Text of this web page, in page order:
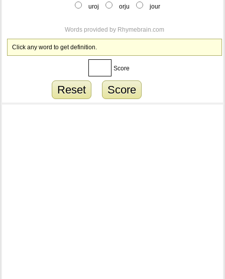
uroj
orju jour
Words provided by Rhymebrain.com
Click any word to get definition.
Score
Reset Score